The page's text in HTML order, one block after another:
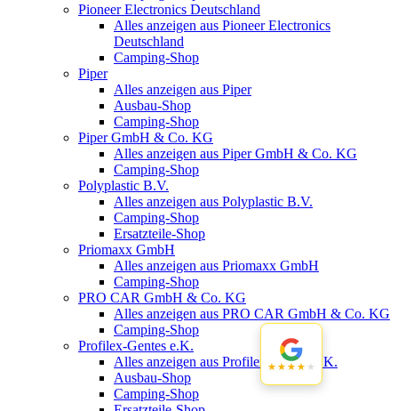
Pioneer Electronics Deutschland
Alles anzeigen aus Pioneer Electronics
Deutschland
Camping-Shop
Piper
Alles anzeigen aus Piper
Ausbau-Shop
Camping-Shop
Piper GmbH & Co. KG
Alles anzeigen aus Piper GmbH & Co. KG
Camping-Shop
Polyplastic B.V.
Alles anzeigen aus Polyplastic B.V.
Camping-Shop
Ersatzteile-Shop
Priomaxx GmbH
Alles anzeigen aus Priomaxx GmbH
Camping-Shop
PRO CAR GmbH & Co. KG
Alles anzeigen aus PRO CAR GmbH & Co. KG
Camping-Shop
Profilex-Gentes e.K.
Alles anzeigen aus Profilex-Gentes e.K.
Ausbau-Shop
Camping-Shop
★★★★★
★★★★★